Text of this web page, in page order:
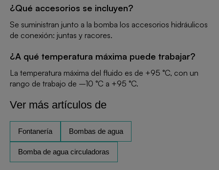
¿Qué accesorios se incluyen?
Se suministran junto a la bomba los accesorios hidráulicos
de conexión: juntas y racores.
¿A qué temperatura máxima puede trabajar?
La temperatura máxima del fluido es de +95 °C, con un
rango de trabajo de –10 °C a +95 °C.
Ver más artículos de
Fontanería Bombas de agua
Bomba de agua circuladoras